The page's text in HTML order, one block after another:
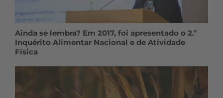
Ainda se lembra? Em 2017, foi apresentado o 2.º
Inquérito Alimentar Nacional e de Atividade
Física